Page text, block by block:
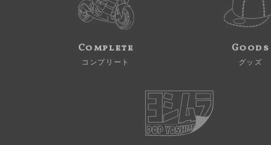
Complete
コンプリート
Goods
グッズ